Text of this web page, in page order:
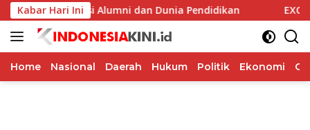
Langsung
ke
konten
Kabar Hari Ini
Kolaborasi Alumni dan Dunia Pendidikan
Home Nasional Daerah Hukum Politik Ekonomi